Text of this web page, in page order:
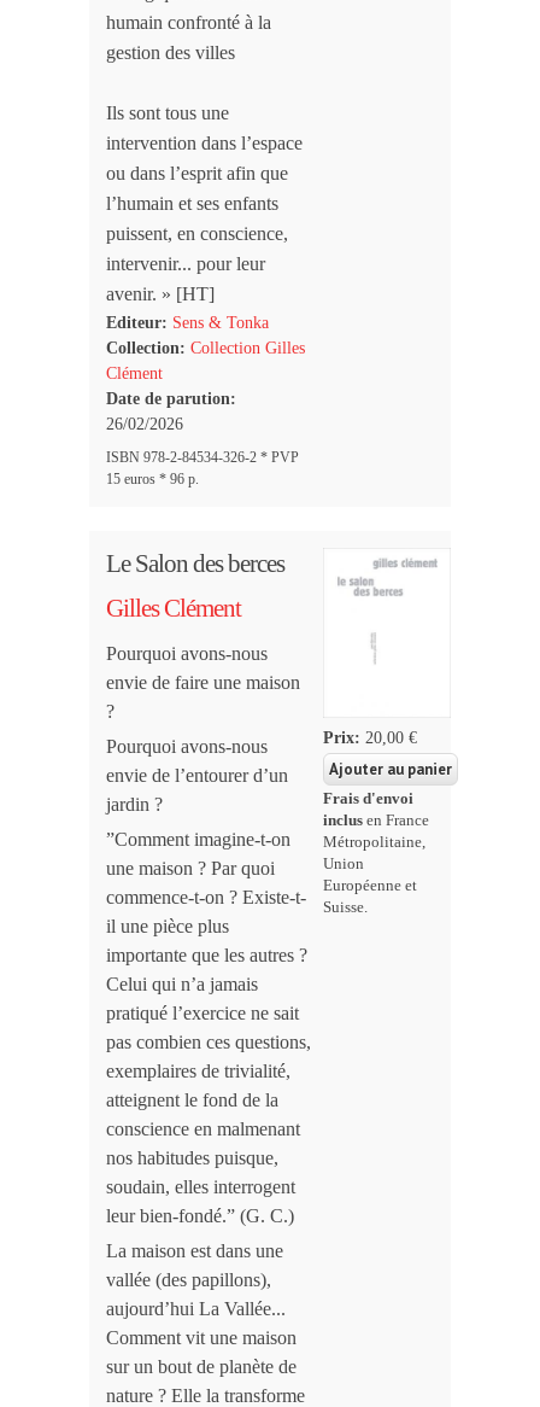
humain confronté à la
gestion des villes
Ils sont tous une
intervention dans l’espace
ou dans l’esprit afin que
l’humain et ses enfants
puissent, en conscience,
intervenir... pour leur
avenir. » [HT]
Editeur: Sens & Tonka
Collection: Collection Gilles
Clément
Date de parution:
26/02/2026
ISBN 978-2-84534-326-2 * PVP
15 euros * 96 p.
Le Salon des berces
Gilles Clément
Pourquoi avons-nous
envie de faire une maison
?
Pourquoi avons-nous
envie de l’entourer d’un
jardin ?
”Comment imagine-t-on
une maison ? Par quoi
commence-t-on ? Existe-t-
il une pièce plus
importante que les autres ?
Celui qui n’a jamais
pratiqué l’exercice ne sait
pas combien ces questions,
exemplaires de trivialité,
atteignent le fond de la
conscience en malmenant
nos habitudes puisque,
soudain, elles interrogent
leur bien-fondé.” (G. C.)
La maison est dans une
vallée (des papillons),
aujourd’hui La Vallée...
Comment vit une maison
sur un bout de planète de
nature ? Elle la transforme
Prix:20,00 €
Frais d'envoi
inclus en France
Métropolitaine,
Union
Européenne et
Suisse.